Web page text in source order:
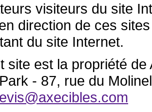
visiteurs du site
direction de ces
du site Internet.
site est la propriété
- 87, rue du